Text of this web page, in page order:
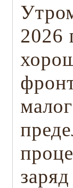
2026